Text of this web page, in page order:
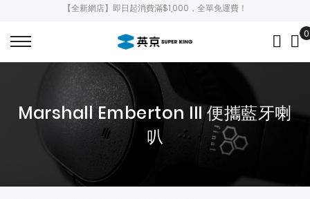
【全新網店】即日起消費滿$1,000，全單免運費！
0
Marshall Emberton III 便攜藍牙喇
叭